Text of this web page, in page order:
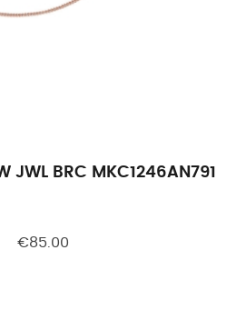
JWL BRC MKC1246AN791
€85.00